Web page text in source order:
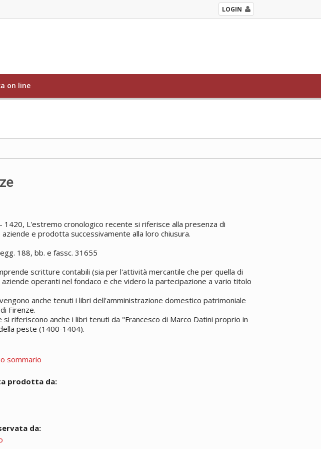
LOGIN
on line
1420, L'estremo cronologico recente si riferisce alla presenza di
e prodotta successivamente alla loro chiusura.
188, bb. e fassc. 31655
scritture contabili (sia per l'attività mercantile che per quella di
operanti nel fondaco e che videro la partecipazione a vario titolo
anche tenuti i libri dell'amministrazione domestico patrimoniale
Firenze.
si riferiscono anche i libri tenuti da "Francesco di Marco Datini proprio in
peste (1400-1404).
sommario
prodotta da:
da: